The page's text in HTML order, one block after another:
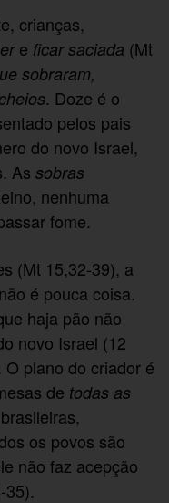
crianças,
e ficarsaciada (Mt
sobraram,
. Doze é o
pelos pais
do novo Israel,
Assobras
nenhuma
fome.
(Mt 15,32-39), a
é pouca coisa.
haja pão não
novo Israel (12
plano do criador é
de todas as
os povos são
não faz acepção
35).